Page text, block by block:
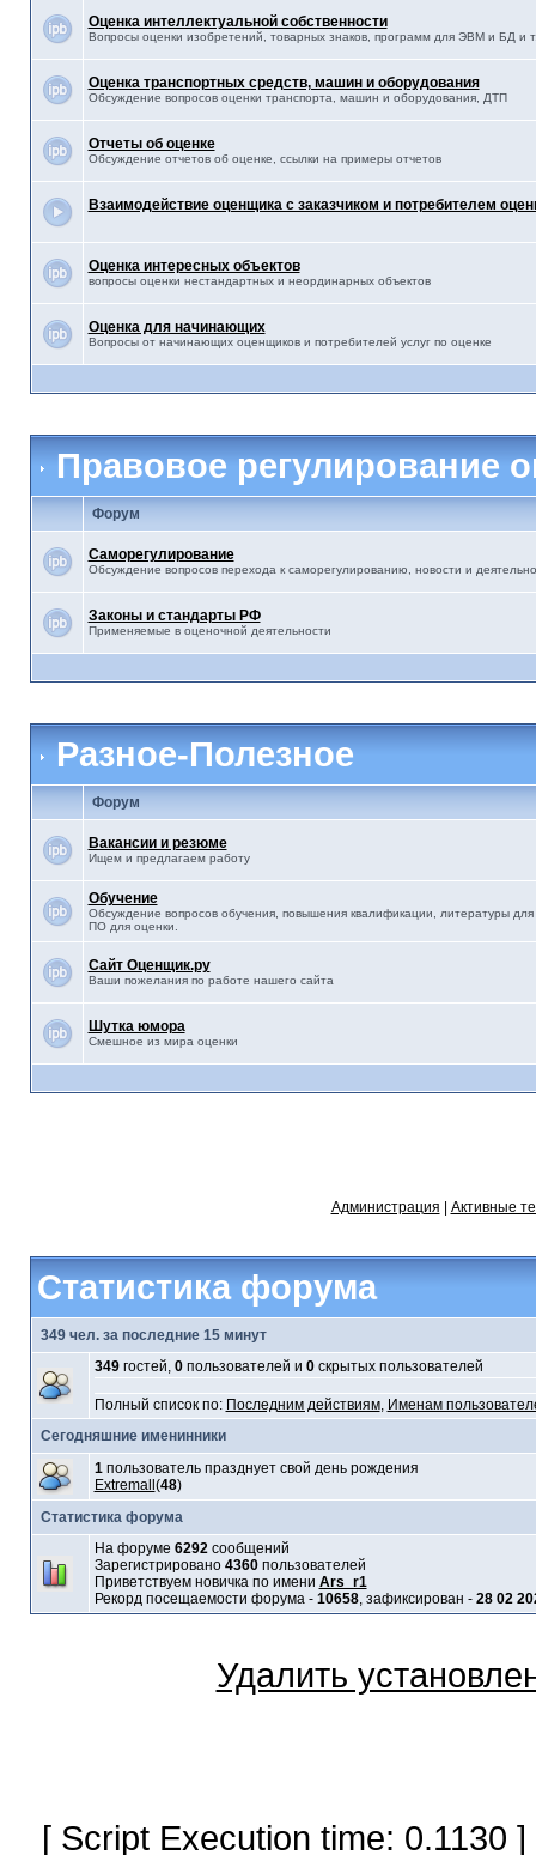
Оценка интеллектуальной собственности
Вопросы оценки изобретений, товарных знаков, программ для ЭВМ и БД и
Оценка транспортных средств, машин и оборудования
Обсуждение вопросов оценки транспорта, машин и оборудования, ДТП
Отчеты об оценке
Обсуждение отчетов об оценке, ссылки на примеры отчетов
Взаимодействие оценщика с заказчиком и потребителем
Оценка интересных объектов
вопросы оценки нестандартных и неординарных объектов
Оценка для начинающих
Вопросы от начинающих оценщиков и потребителей услуг по оценке
Правовое регулирование
Форум
Саморегулирование
Обсуждение вопросов перехода к саморегулированию, новости и
Законы и стандарты РФ
Применяемые в оценочной деятельности
Разное-Полезное
Форум
Вакансии и резюме
Ищем и предлагаем работу
Обучение
Обсуждение вопросов обучения, повышения квалификации, литературы
ПО для оценки.
Сайт Оценщик.ру
Ваши пожелания по работе нашего сайта
Шутка юмора
Смешное из мира оценки
Администрация Активные
Статистика форума
349 чел. за последние 15 минут
349гостей, 0пользователей и 0скрытых пользователей
Полный список по: Последним действиям, Именам
Сегодняшние именинники
1пользователь празднует свой день рождения
Extremall (48)
Статистика форума
На форуме 6292сообщений
Зарегистрировано 4360пользователей
Приветствуем новичка по имени Ars_r1
Рекорд посещаемости форума - 10658, зафиксирован - 28 02
Удалить
[ Script Execution time: